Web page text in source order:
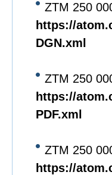
ZTM 250
https://
DGN.xml
ZTM 250
https://
PDF.xml
ZTM 250
https://